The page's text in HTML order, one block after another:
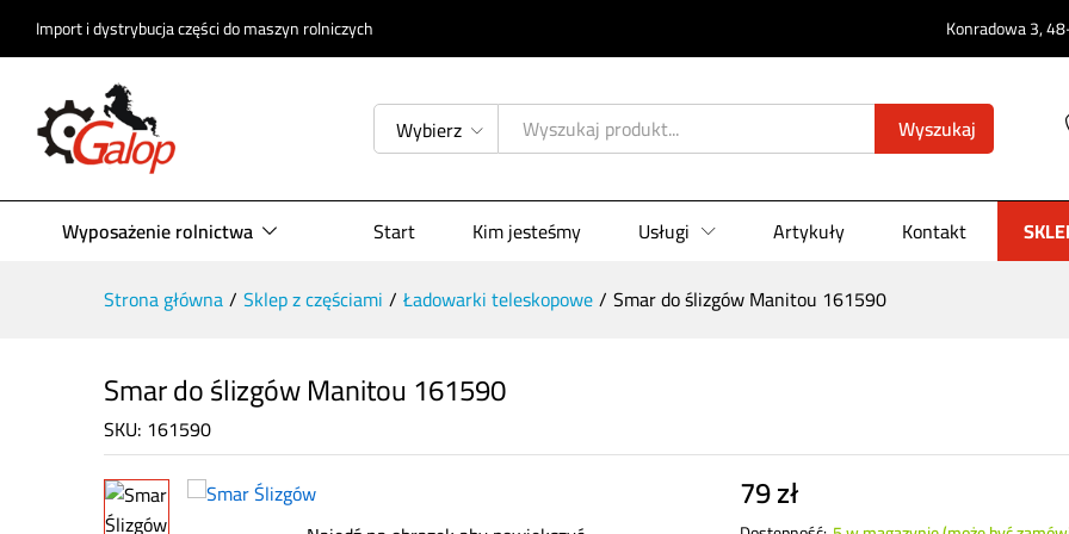
Import i dystrybucja części do maszyn rolniczych Konradowa 3,
Wybierz Wyszukaj
Wyposażenie rolnictwa Start Kim jesteśmy Usługi Artykuły Kontakt
Strona główna/ Sklep z częściami / Ładowarki teleskopowe/ Smar do ślizgów Manitou 161590
Smar do ślizgów Manitou 161590
SKU: 161590
79zł
Opis produktu Specyfikacja